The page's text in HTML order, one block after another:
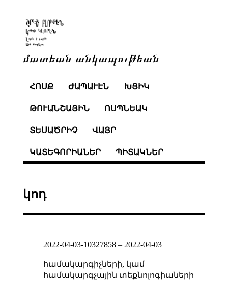
մատեան անկապութեան
ՀՈՍՔ ԺԱՊԱՒԷՆ ԽՑԻԿ
ԹՈՒԱՆՇԱՅԻՆ ՈՍՊՆԵԱԿ
ՏԵՍԱԾՐԻՉ ՎԱՅՐ
ԿԱՏԵԳՈՐԻԱՆԵՐ ՊԻՏԱԿՆԵՐ
կոդ
2022-04-03-10327858– 2022-04-03
համակարգիչների, կամ
համակարգչային տեքնոլոգիաների